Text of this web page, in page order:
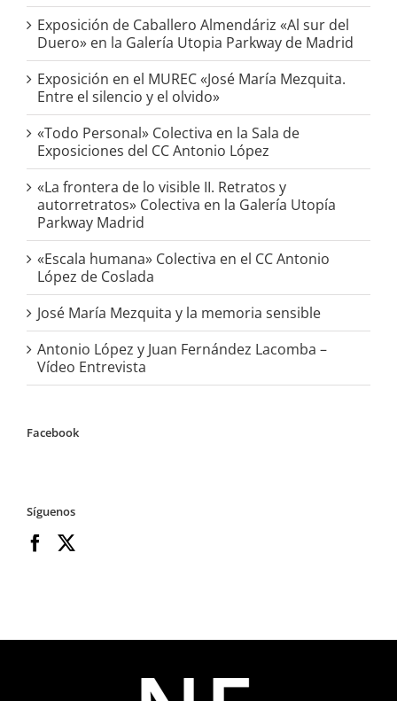
Exposición de Caballero Almendáriz «Al sur del
Duero» en la Galería Utopia Parkway de Madrid
Exposición en el MUREC «José María Mezquita.
Entre el silencio y el olvido»
«Todo Personal» Colectiva en la Sala de
Exposiciones del CC Antonio López
«La frontera de lo visible II. Retratos y
autorretratos» Colectiva en la Galería Utopía
Parkway Madrid
«Escala humana» Colectiva en el CC Antonio
López de Coslada
José María Mezquita y la memoria sensible
Antonio López y Juan Fernández Lacomba –
Vídeo Entrevista
Facebook
Síguenos